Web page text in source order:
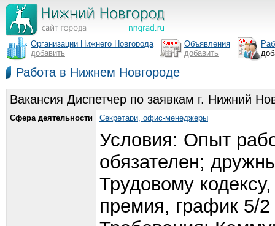
Организации Нижнего Новгорода
добавить
Объявления
добавить
Работа в Нижнем Новгороде
Вакансия Диспетчер по заявкам г. Нижний
Сфера деятельности Секретари, офис-менеджеры
Условия: Опыт
обязателен;
Трудовому
премия, график 5/